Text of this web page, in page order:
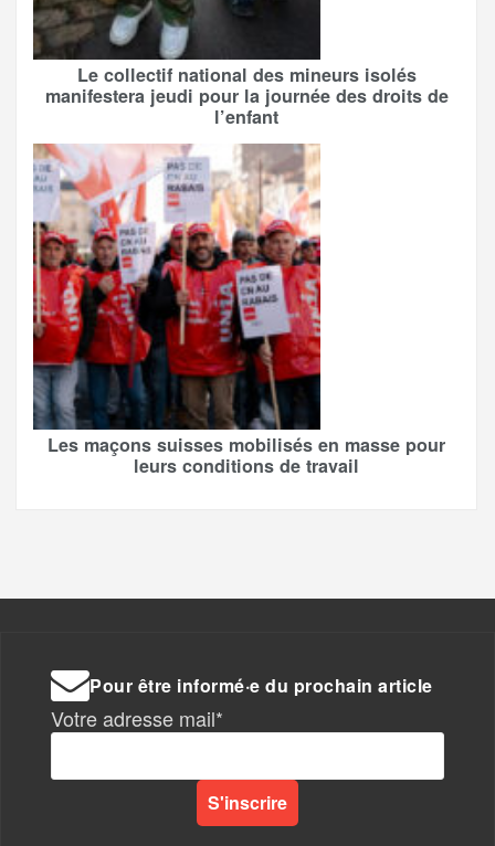
Le collectif national des mineurs isolés
manifestera jeudi pour la journée des droits de
l’enfant
Les maçons suisses mobilisés en masse pour
leurs conditions de travail
Pour être informé·e du prochain article
Votre adresse mail*